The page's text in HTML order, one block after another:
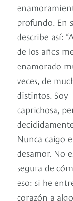
profundo. En
describe así:
de los años
enamorado
veces, de
distintos. Soy
caprichosa,
Nunca caigo
desamor. No
segura de
eso: si he
corazón a